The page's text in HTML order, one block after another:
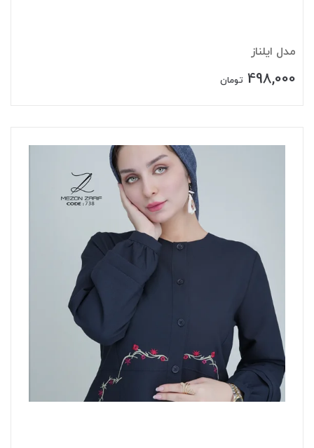
مدل ایلناز
498,000 تومان